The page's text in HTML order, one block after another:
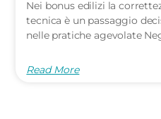
Nei bonus edilizi la
tecnica è un passaggio
nelle pratiche agevolate
Read More